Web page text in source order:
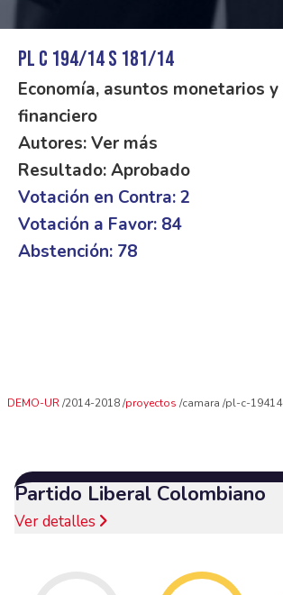
PL C 194/14 S 181/14
Economía, asuntos monetarios
financiero
Autores: Ver más
Resultado: Aprobado
Votación en Contra: 2
Votación a Favor: 84
Abstención: 78
DEMO-UR 2014-2018 proyectos camara pl-c-
Partido Liberal Colombiano
Ver detalles